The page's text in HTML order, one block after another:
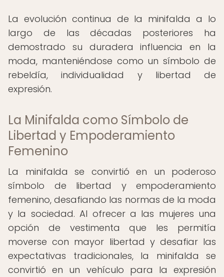
La evolución continua de la minifalda a lo
largo de las décadas posteriores ha
demostrado su duradera influencia en la
moda, manteniéndose como un símbolo de
rebeldía, individualidad y libertad de
expresión.
La Minifalda como Símbolo de
Libertad y Empoderamiento
Femenino
La minifalda se convirtió en un poderoso
símbolo de libertad y empoderamiento
femenino, desafiando las normas de la moda
y la sociedad. Al ofrecer a las mujeres una
opción de vestimenta que les permitía
moverse con mayor libertad y desafiar las
expectativas tradicionales, la minifalda se
convirtió en un vehículo para la expresión